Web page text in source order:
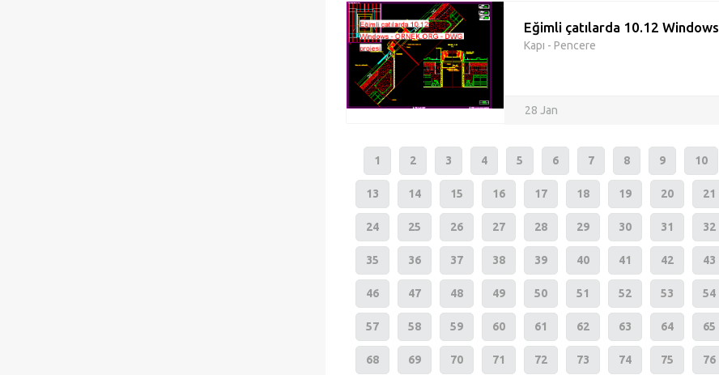
Eğimli çatılarda 10.12 Windows
Kapı - Pencere
28 Jan
1 2 3 4 5 6 7 8 9 10
13 14 15 16 17 18 19 20 21
24 25 26 27 28 29 30 31 32
35 36 37 38 39 40 41 42 43
46 47 48 49 50 51 52 53 54
57 58 59 60 61 62 63 64 65
68 69 70 71 72 73 74 75 76